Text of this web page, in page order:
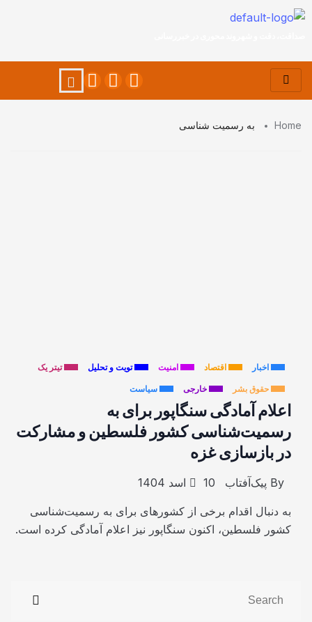
Home به رسمیت شناسی
اخبار اقتصاد امنیت تویت و تحلیل تیتر یک
حقوق بشر خارجی سیاست
اعلام آمادگی سنگاپور برای به
رسمیت‌شناسی کشور فلسطین و مشارکت
در بازسازی غزه
By پیک‌آفتاب 10 اسد 1404
به دنبال اقدام برخی از کشورهای برای به رسمیت‌شناسی
کشور فلسطین، اکنون سنگاپور نیز اعلام آمادگی کرده است.